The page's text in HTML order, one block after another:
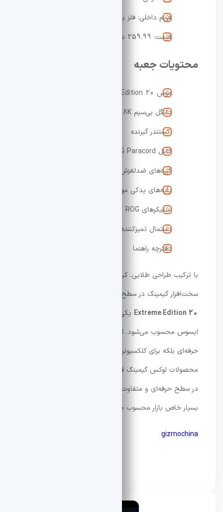
فریم داخلی: فلز با روکش طلای ۲۴ عیار
قیمت: 259.99 دلار
محتویات جعبه
موس ROG Harpe II Extreme Edition 20
دانگل بی‌سیم SpeedNova 8K
اکستندر گیرنده
کابل ROG Paracord
گیره‌های ضدلغزش (Grip Tape)
پایه‌های یدکی موس
استیکرهای ROG
دستمال تمیزکننده
دفترچه راهنما
با ترکیب طراحی طلایی، کیفیت ساخت کلکسیونی و
سخت‌افزار گیمینگ در سطح پرچمدار،
Extreme Edition 20 یکی از خاص‌ترین محصولات تاریخ
ایسوس محسوب می‌شود. این مدل نه تنها برای گیمرهای
حرفه‌ای بلکه برای کلکسیونرها نیز جذاب است و در دسته
محصولات لوکس گیمینگ قرار می‌گیرد. اگر قصد
در سطح حرفه‌ای و متفاوت دارید، این مدل یکی از گزینه‌های
بسیار خاص بازار محسوب می‌شود.
gizmochina